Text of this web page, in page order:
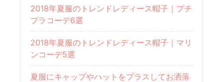
2018年夏服のトレンドレディース帽子｜プチ
プラコーデ6選
2018年夏服のトレンドレディース帽子｜マリ
ンコーデ5選
夏服にキャップやハットをプラスしてお洒落